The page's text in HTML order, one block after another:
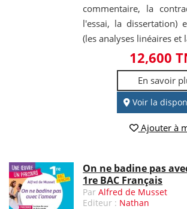
commentaire, la
l'essai, la dissertation)
(les analyses linéaires et
12,600
En savoir
Voir la
Ajouter à
On ne badine pas
1re BAC Français
ParAlfred de Musset
Editeur : Nathan